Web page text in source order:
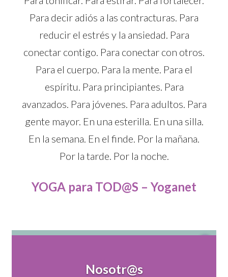
Para decir adiós a las contracturas. Para
reducir el estrés y la ansiedad. Para
conectar contigo. Para conectar con otros.
Para el cuerpo. Para la mente. Para el
espíritu. Para principiantes. Para
avanzados. Para jóvenes. Para adultos. Para
gente mayor. En una esterilla. En una silla.
En la semana. En el finde. Por la mañana.
Por la tarde. Por la noche.
YOGA para TOD@S – Yoganet
Nosotr@s